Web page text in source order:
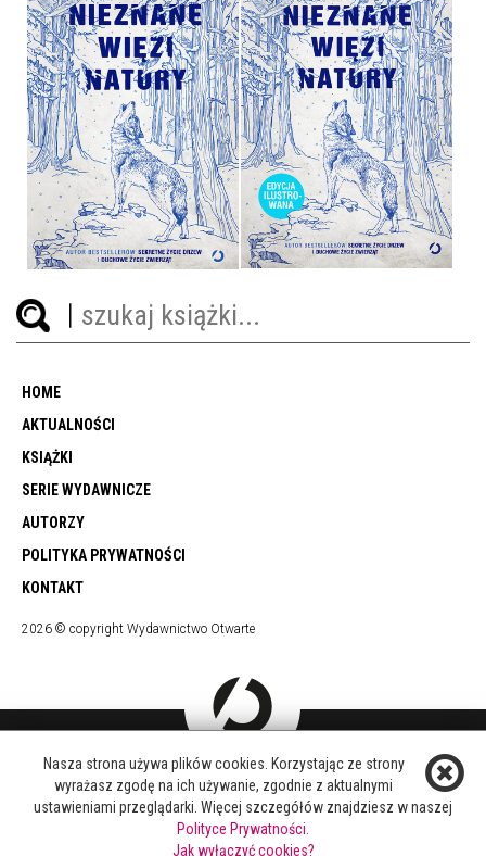
NIEZNANE WIĘZI NATURY
PETER WOHLLEBEN
OPRAWA TWARDA
34,90 ZŁ
NIEZNANE WIĘZI NATURY
- WYDANIE ILUSTROWANE
PETER WOHLLEBEN
OPRAWA TWARDA
44,90 ZŁ
HOME
AKTUALNOŚCI
KSIĄŻKI
SERIE WYDAWNICZE
AUTORZY
POLITYKA PRYWATNOŚCI
KONTAKT
2026 © copyright Wydawnictwo Otwarte
DOŁĄCZ DO NAS
FACEBOOK
TWITTER
Nasza strona używa plików cookies. Korzystając ze strony
wyrażasz zgodę na ich używanie, zgodnie z aktualnymi
ustawieniami przeglądarki. Więcej szczegółów znajdziesz w naszej
Polityce Prywatności.
Jak wyłączyć cookies?